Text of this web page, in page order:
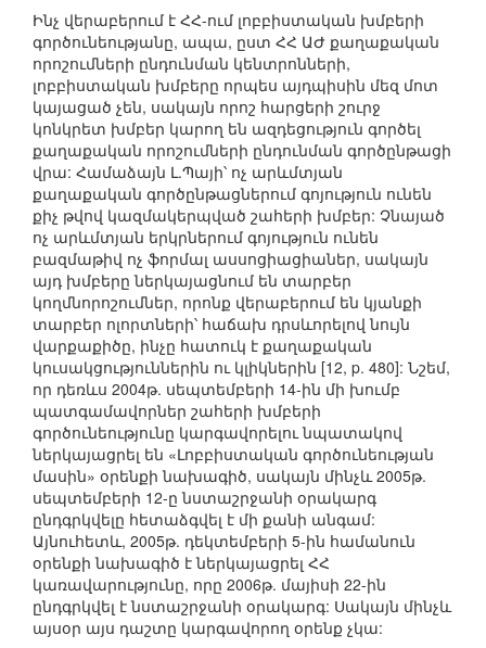
Ինչ վերաբերում է ՀՀ-ում լոբբիստական խմբերի
գործունեությանը, ապա, ըստ ՀՀ ԱԺ քաղաքական
որոշումների ընդունման կենտրոնների,
լոբբիստական խմբերը որպես այդպիսին մեզ մոտ
կայացած չեն, սակայն որոշ հարցերի շուրջ
կոնկրետ խմբեր կարող են ազդեցություն գործել
քաղաքական որոշումների ընդունման գործընթացի
վրա: Համաձայն Լ.Պայի՝ ոչ արևմտյան
քաղաքական գործընթացներում գոյություն ունեն
քիչ թվով կազմակերպված շահերի խմբեր: Չնայած
ոչ արևմտյան երկրներում գոյություն ունեն
բազմաթիվ ոչ ֆորմալ ասսոցիացիաներ, սակայն
այդ խմբերը ներկայացնում են տարբեր
կողմնորոշումներ, որոնք վերաբերում են կյանքի
տարբեր ոլորտների՝ հաճախ դրսևորելով նույն
վարքաքիծը, ինչը հատուկ է քաղաքական
կուսակցություններին ու կլիկներին [12, p. 480]: Նշեմ,
որ դեռևս 2004թ. սեպտեմբերի 14-ին մի խումբ
պատգամավորներ շահերի խմբերի
գործունեությունը կարգավորելու նպատակով
ներկայացրել են «Լոբբիստական գործունեության
մասին» օրենքի նախագիծ, սակայն մինչև 2005թ.
սեպտեմբերի 12-ը նստաշրջանի օրակարգ
ընդգրկվելը հետաձգվել է մի քանի անգամ:
Այնուհետև, 2005թ. դեկտեմբերի 5-ին համանուն
օրենքի նախագիծ է ներկայացրել ՀՀ
կառավարությունը, որը 2006թ. մայիսի 22-ին
ընդգրկվել է նստաշրջանի օրակարգ: Սակայն մինչև
այսօր այս դաշտը կարգավորող օրենք չկա: